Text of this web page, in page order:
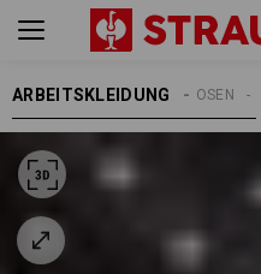
ARBEITSKLEIDUNGARBEITSHOSEN
HERREN